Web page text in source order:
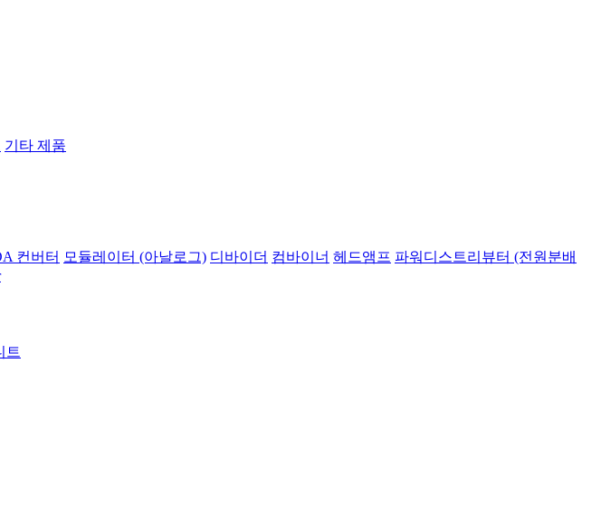
기타 제품
컨버터 모듈레이터 (아날로그) 디바이더 컴바이너 헤드앰프 파워디스트리뷰터 (전원분배
트